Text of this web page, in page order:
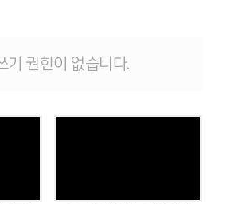
기 권한이 없습니다.